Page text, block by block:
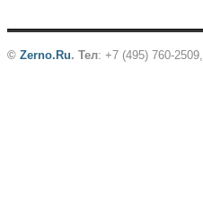
© Zerno.Ru. Тел: +7 (495) 760-2509,